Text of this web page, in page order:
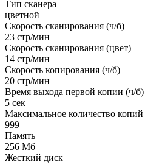
Тип сканера
цветной
Скорость сканирования (ч/б)
23 стр/мин
Скорость сканирования (цвет)
14 стр/мин
Скорость копирования (ч/б)
20 стр/мин
Время выхода первой копии (ч/б)
5 сек
Максимальное количество копий
999
Память
256 Мб
Жесткий диск